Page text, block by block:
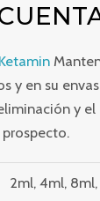
Ketamin
y en su
y
2ml, 4ml, 8ml,